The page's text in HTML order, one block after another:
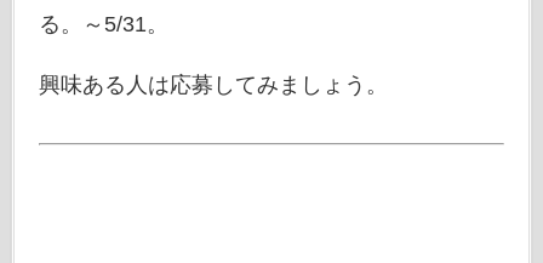
る。～5/31。
興味ある人は応募してみましょう。